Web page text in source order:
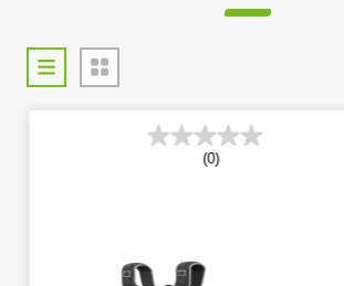
(0)